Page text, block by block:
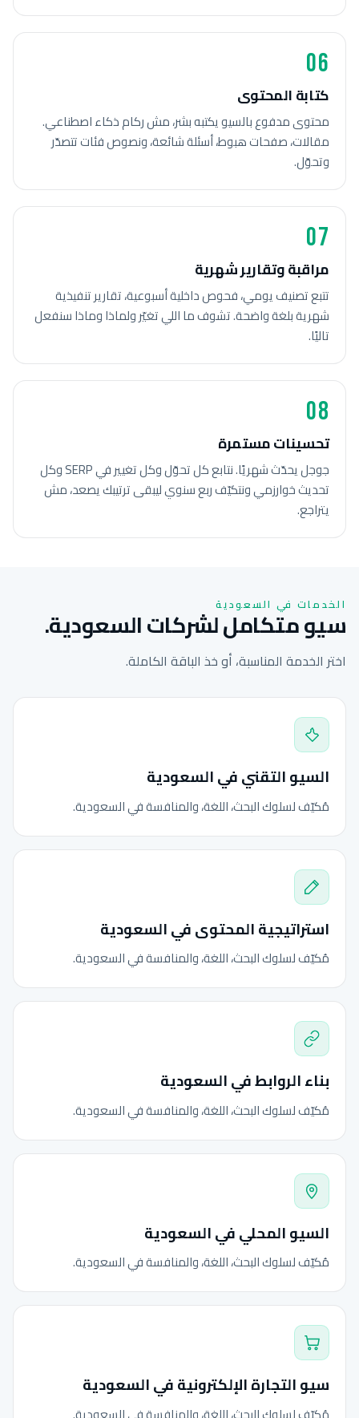
06
كتابة المحتوى
محتوى مدفوع بالسيو يكتبه بشر، مش ركام ذكاء اصطناعي.
مقالات، صفحات هبوط، أسئلة شائعة، ونصوص فئات تتصدّر
وتحوّل.
07
مراقبة وتقارير شهرية
تتبع تصنيف يومي، فحوص داخلية أسبوعية، تقارير تنفيذية
شهرية بلغة واضحة. تشوف ما اللي تغيّر ولماذا وماذا سنفعل
تاليًا.
08
تحسينات مستمرة
جوجل يحدّث شهريًا. نتابع كل تحوّل وكل تغيير في SERP وكل
تحديث خوارزمي ونتكيّف ربع سنوي ليبقى ترتيبك يصعد، مش
يتراجع.
الخدمات في السعودية
سيو متكامل لشركات السعودية.
اختر الخدمة المناسبة، أو خذ الباقة الكاملة.
السيو التقني في السعودية
مُكيّف لسلوك البحث، اللغة، والمنافسة في السعودية.
استراتيجية المحتوى في السعودية
مُكيّف لسلوك البحث، اللغة، والمنافسة في السعودية.
بناء الروابط في السعودية
مُكيّف لسلوك البحث، اللغة، والمنافسة في السعودية.
السيو المحلي في السعودية
مُكيّف لسلوك البحث، اللغة، والمنافسة في السعودية.
سيو التجارة الإلكترونية في السعودية